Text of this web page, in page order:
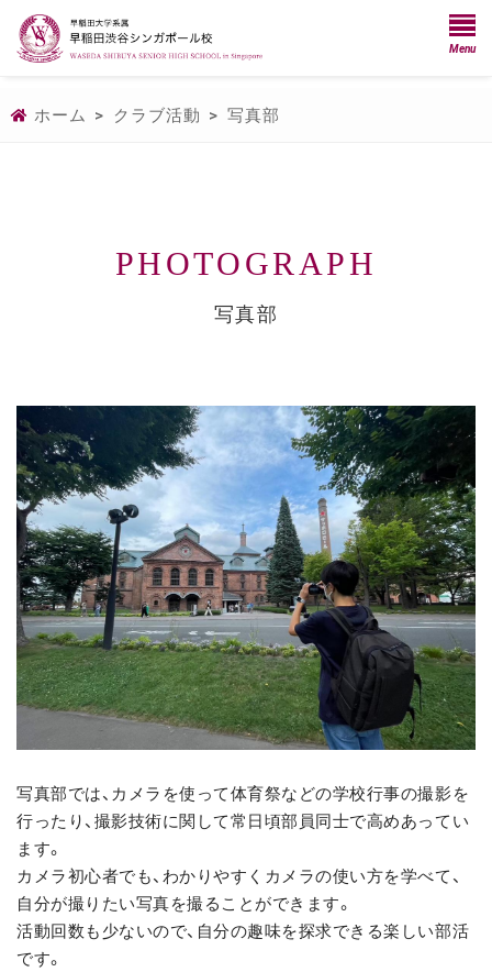
Menu
ホーム > クラブ活動 >写真部
PHOTOGRAPH
写真部
写真部では、カメラを使って体育祭などの学校行事の撮影を
行ったり、撮影技術に関して常日頃部員同士で高めあってい
ます。
カメラ初心者でも、わかりやすくカメラの使い方を学べて、
自分が撮りたい写真を撮ることができます。
活動回数も少ないので、自分の趣味を探求できる楽しい部活
です。